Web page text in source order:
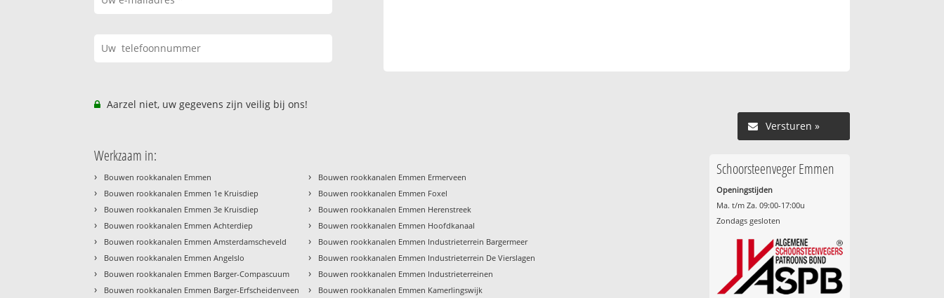
Aarzel niet, uw gegevens zijn veilig bij ons!
Versturen »
Werkzaam in:
› Bouwen rookkanalen Emmen
› Bouwen rookkanalen Emmen 1e Kruisdiep
› Bouwen rookkanalen Emmen 3e Kruisdiep
› Bouwen rookkanalen Emmen Achterdiep
› Bouwen rookkanalen Emmen Amsterdamscheveld
› Bouwen rookkanalen Emmen Angelslo
› Bouwen rookkanalen Emmen Barger-Compascuum
› Bouwen rookkanalen Emmen Barger-Erfscheidenveen
› Bouwen rookkanalen Emmen Ermerveen
› Bouwen rookkanalen Emmen Foxel
› Bouwen rookkanalen Emmen Herenstreek
› Bouwen rookkanalen Emmen Hoofdkanaal
› Bouwen rookkanalen Emmen Industrieterrein Bargermeer
› Bouwen rookkanalen Emmen Industrieterrein De Vierslagen
› Bouwen rookkanalen Emmen Industrieterreinen
› Bouwen rookkanalen Emmen Kamerlingswijk
Schoorsteenveger Emmen
Openingstijden
Ma. t/m Za. 09:00-17:00u
Zondags gesloten